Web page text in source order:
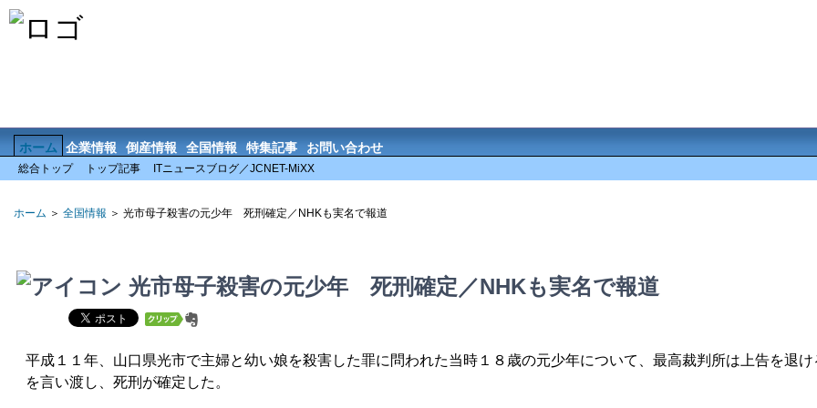
ホーム 企業情報 倒産情報 全国情報 特集記事 お問い合わせ
総合トップ トップ記事 ITニュースブログ／JCNET-MiXX
ホーム ＞ 全国情報 ＞ 光市母子殺害の元少年 死刑確定／NHKも実名で報道
光市母子殺害の元少年 死刑確定／NHKも実名で報道
平成１１年、山口県光市で主婦と幼い娘を殺害した罪に問われた当時１８歳の元少年について、最高裁判所は上告を退け
を言い渡し、死刑が確定した。